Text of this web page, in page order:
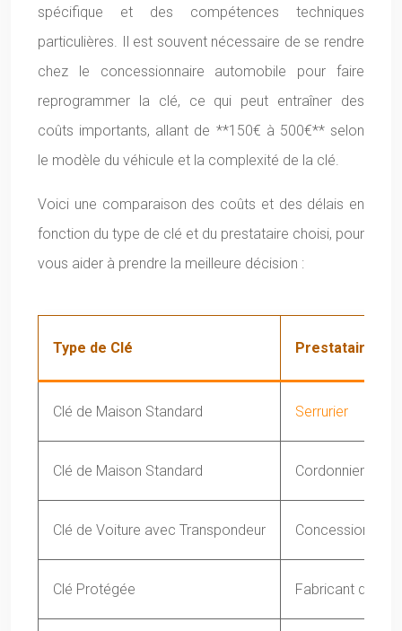
spécifique et des compétences techniques
particulières. Il est souvent nécessaire de se rendre
chez le concessionnaire automobile pour faire
reprogrammer la clé, ce qui peut entraîner des
coûts importants, allant de **150€ à 500€** selon
le modèle du véhicule et la complexité de la clé.
Voici une comparaison des coûts et des délais en
fonction du type de clé et du prestataire choisi, pour
vous aider à prendre la meilleure décision :
Type de Clé Prestataire
Clé de Maison Standard Serrurier
Clé de Maison Standard Cordonnier
Clé de Voiture avec Transpondeur Concessionnaire
Clé Protégée Fabricant de la